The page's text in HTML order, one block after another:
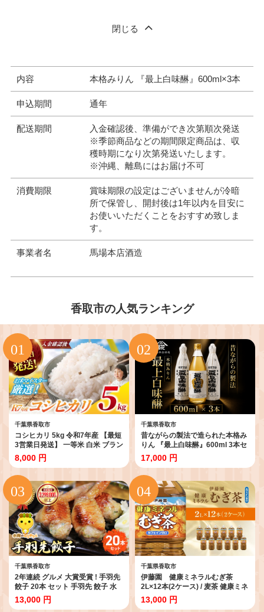
閉じる
内容 本格みりん 『最上白味醂』600ml×3本
申込期間 通年
配送期間
入金確認後、準備ができ次第順次発送
※季節商品などの期間限定商品は、収
穫時期になり次第発送いたします。
※沖縄、離島にはお届け不可
消費期限
賞味期限の設定はございませんが冷暗
所で保管し、開封後は1年以内を目安に
お使いいただくことをおすすめ致しま
す。
事業者名 馬場本店酒造
香取市の人気ランキング
千葉県香取市
コシヒカリ 5kg 令和7年産 【最短
3営業日発送】 一等米 白米 ブラン
ド米 令和7年産 米 お米 5kg 米5kg
5キロ【お米マイスター厳選】 千
葉県産 こしひかり 白飯 ごはん こ
め おこめ しろごはん ※ okome
kome おむすび おにぎり R7年産
2025年産 精米 千葉県 香取市
OYD007_X1
8,000 円
千葉県香取市
昔ながらの製法で造られた本格み
りん 『最上白味醂』600ml 3本セ
ット 馬場本店酒造 / みりん 味醂
ミリン 調味料 本みりん 白味醂 高
級みりん 伝統 老舗酒蔵 600ml
600ｍｌ 3本 セット おすすめ お取
り寄せ 美味しい おいしい プレゼ
ント 贈答 贈り物 お祝い 正月
BHS001
17,000 円
千葉県香取市
2年連続 グルメ 大賞受賞 ! 手羽先
餃子 20本 セット 手羽先 餃子 水
郷のとりやさん 餃子 手羽 肉 お肉
手羽先 手羽餃子 ご当地 グルメ ご
13,000 円
千葉県香取市
伊藤園 健康ミネラルむぎ茶
2L×12本(2ケース) / 麦茶 健康ミネ
ラル麦茶 むぎちゃ むぎ茶 ミネラ
ル カフェインゼロ 健康 箱買い ケ
13,000 円